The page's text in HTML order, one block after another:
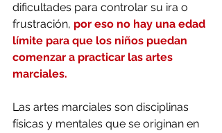
dificultades para controlar su ira o
frustración, por eso no hay una edad
límite para que los niños puedan
comenzar a practicar las artes
marciales.
Las artes marciales son disciplinas
físicas y mentales que se originan en